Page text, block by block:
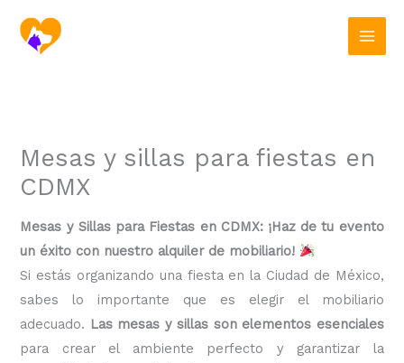
contenido
Mesas y sillas para fiestas en
CDMX
Mesas y Sillas para Fiestas en CDMX: ¡Haz de tu evento
un éxito con nuestro alquiler de mobiliario!
Si estás organizando una fiesta en la Ciudad de México,
sabes lo importante que es elegir el mobiliario
adecuado. Las mesas y sillas son elementos esenciales
para crear el ambiente perfecto y garantizar la